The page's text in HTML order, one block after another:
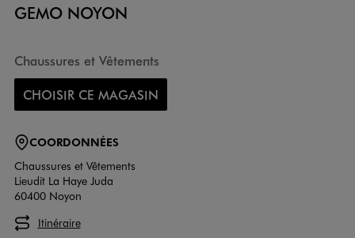
GEMO NOYON
Chaussures et Vêtements
CHOISIR CE MAGASIN
COORDONNÉES
Chaussures et Vêtements
Lieudit La Haye Juda
60400 Noyon
Itinéraire